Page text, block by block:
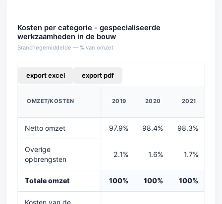
Kosten per categorie - gespecialiseerde
werkzaamheden in de bouw
Branchegemiddelde — % van omzet
export excel export pdf
OMZET/KOSTEN 2019 2020 2021
Netto omzet 97.9% 98.4% 98.3%
Overige
opbrengsten
2.1% 1.6% 1.7%
Totale omzet 100% 100% 100%
Kosten van de